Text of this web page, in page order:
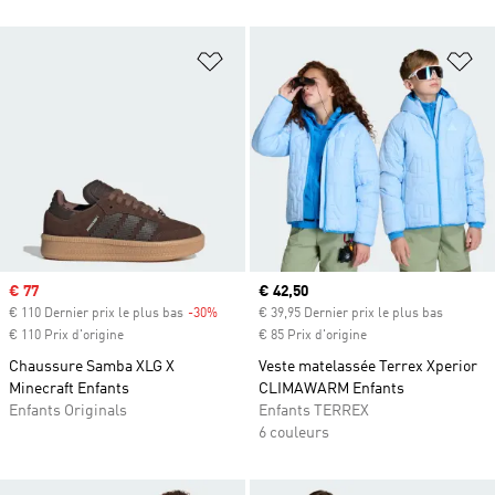
Ajouter à la Liste de produits
Prix soldé
€ 77
€ 110 Dernier prix le plus bas -30%
€ 110 Prix d'origine
Chaussure Samba XLG X
Minecraft Enfants
Enfants Originals
Prix actuel
€ 42,50
€ 39,95 Dernier prix le plus bas
€ 85 Prix d'origine
Veste matelassée Terrex Xperior
CLIMAWARM Enfants
Enfants TERREX
6 couleurs